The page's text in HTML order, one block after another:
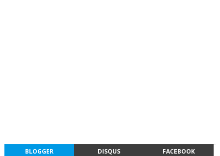
BLOGGER DISQUS FACEBOOK